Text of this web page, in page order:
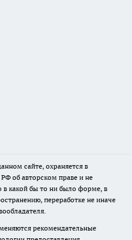
сайте, охраняется в
об авторском праве и не
какой бы то ни было форме, в
переработке не иначе
рекомендательные